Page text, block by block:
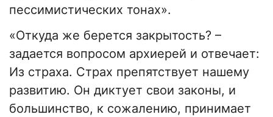
пессимистических тонах».
«Откуда же берется закрытость? –
задается вопросом архиерей и отвечает:
Из страха. Страх препятствует нашему
развитию. Он диктует свои законы, и
большинство, к сожалению, принимает